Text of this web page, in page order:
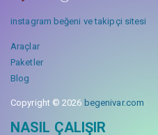
instagram beğeni ve takipçi sitesi
Araçlar
Paketler
Blog
Copyright © 2026 begenivar.com
NASIL ÇALIŞIR